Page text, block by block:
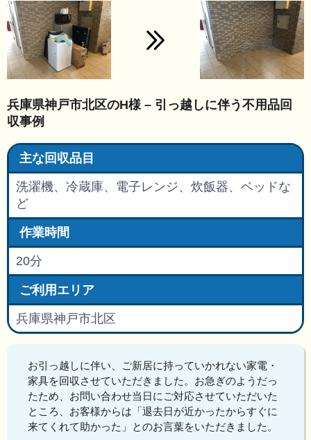
兵庫県神戸市北区のH様 – 引っ越しに伴う不用品回
収事例
お引っ越しに伴い、ご新居に持っていかれない家電・
家具を回収させていただきました。お急ぎのようだっ
たため、お問い合わせ当日にご対応させていただいた
ところ、お客様からは「退去日が近かったからすぐに
来てくれて助かった」とのお言葉をいただきました。
主な回収品目
洗濯機、冷蔵庫、電子レンジ、炊飯器、ベッドな
ど
作業時間
20分
ご利用エリア
兵庫県神戸市北区